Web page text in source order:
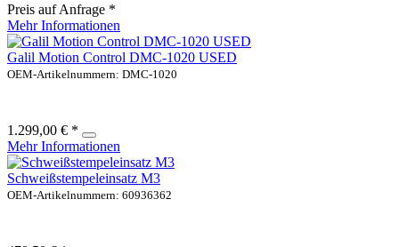
Preis auf Anfrage *
Mehr Informationen
Galil Motion Control DMC-1020 USED
OEM-Artikelnummern: DMC-1020
1.299,00 € *
Mehr Informationen
Schweißstempeleinsatz M3
OEM-Artikelnummern: 60936362